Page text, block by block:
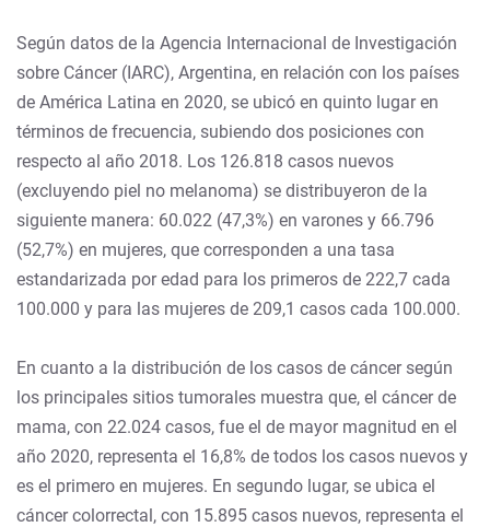
Según datos de la Agencia Internacional de Investigación
sobre Cáncer (IARC), Argentina, en relación con los países
de América Latina en 2020, se ubicó en quinto lugar en
términos de frecuencia, subiendo dos posiciones con
respecto al año 2018. Los 126.818 casos nuevos
(excluyendo piel no melanoma) se distribuyeron de la
siguiente manera: 60.022 (47,3%) en varones y 66.796
(52,7%) en mujeres, que corresponden a una tasa
estandarizada por edad para los primeros de 222,7 cada
100.000 y para las mujeres de 209,1 casos cada 100.000.
En cuanto a la distribución de los casos de cáncer según
los principales sitios tumorales muestra que, el cáncer de
mama, con 22.024 casos, fue el de mayor magnitud en el
año 2020, representa el 16,8% de todos los casos nuevos y
es el primero en mujeres. En segundo lugar, se ubica el
cáncer colorrectal, con 15.895 casos nuevos, representa el